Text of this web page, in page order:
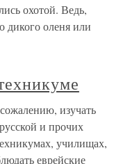
охотой. Ведь,
дикого оленя или
изучать
и прочих
училищах,
еврейские